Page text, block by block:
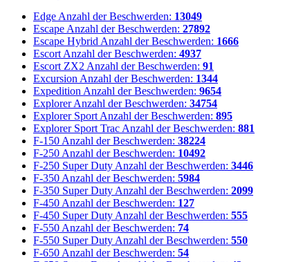
Edge Anzahl der Beschwerden: 13049
Escape Anzahl der Beschwerden: 27892
Escape Hybrid Anzahl der Beschwerden: 1666
Escort Anzahl der Beschwerden: 4937
Escort ZX2 Anzahl der Beschwerden: 91
Excursion Anzahl der Beschwerden: 1344
Expedition Anzahl der Beschwerden: 9654
Explorer Anzahl der Beschwerden: 34754
Explorer Sport Anzahl der Beschwerden: 895
Explorer Sport Trac Anzahl der Beschwerden: 881
F-150 Anzahl der Beschwerden: 38224
F-250 Anzahl der Beschwerden: 10492
F-250 Super Duty Anzahl der Beschwerden: 3446
F-350 Anzahl der Beschwerden: 5984
F-350 Super Duty Anzahl der Beschwerden: 2099
F-450 Anzahl der Beschwerden: 127
F-450 Super Duty Anzahl der Beschwerden: 555
F-550 Anzahl der Beschwerden: 74
F-550 Super Duty Anzahl der Beschwerden: 550
F-650 Anzahl der Beschwerden: 54